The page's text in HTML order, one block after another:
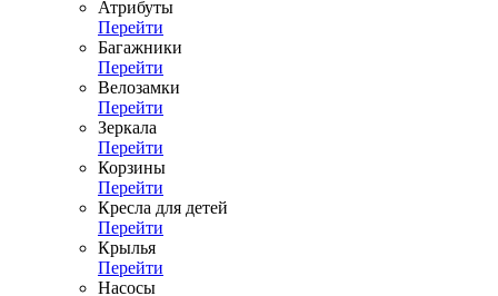
Атрибуты
Перейти
Багажники
Перейти
Велозамки
Перейти
Зеркала
Перейти
Корзины
Перейти
Кресла для детей
Перейти
Крылья
Перейти
Насосы